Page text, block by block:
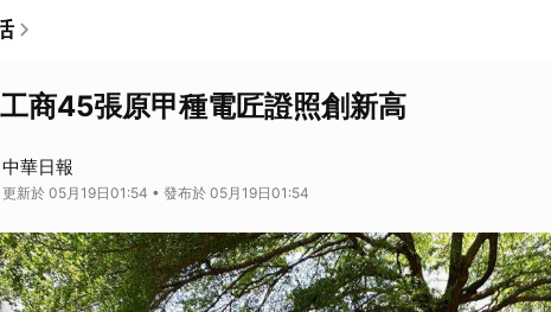
商45張原甲種電匠證照創新高
中華日報
更新於 05月19日01:54 • 發布於 05月19日01:54